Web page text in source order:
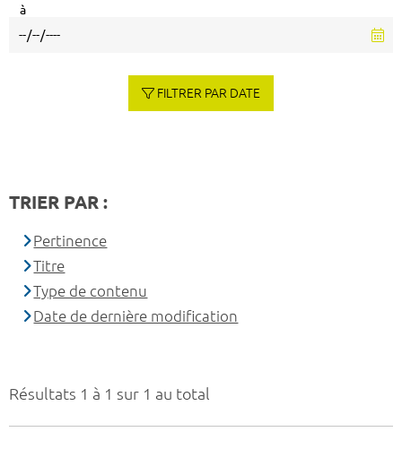
Résultats 1 à 1 sur 1 au total
à
FILTRER PAR DATE
TRIER PAR :
Pertinence
Titre
Type de contenu
Date de dernière modification